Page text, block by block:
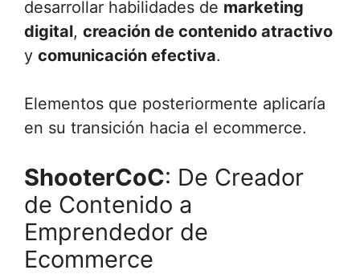
desarrollar habilidades de marketing
digital, creación de contenido atractivo
y comunicación efectiva.
Elementos que posteriormente aplicaría
en su transición hacia el ecommerce.
ShooterCoC: De Creador
de Contenido a
Emprendedor de
Ecommerce